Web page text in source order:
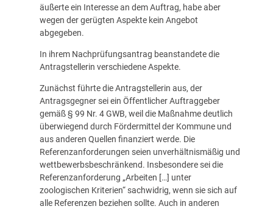
äußerte ein Interesse an dem Auftrag, habe aber
wegen der gerügten Aspekte kein Angebot
abgegeben.
In ihrem Nachprüfungsantrag beanstandete die
Antragstellerin verschiedene Aspekte.
Zunächst führte die Antragstellerin aus, der
Antragsgegner sei ein Öffentlicher Auftraggeber
gemäß § 99 Nr. 4 GWB, weil die Maßnahme deutlich
überwiegend durch Fördermittel der Kommune und
aus anderen Quellen finanziert werde. Die
Referenzanforderungen seien unverhältnismäßig und
wettbewerbsbeschränkend. Insbesondere sei die
Referenzanforderung „Arbeiten […] unter
zoologischen Kriterien“ sachwidrig, wenn sie sich auf
alle Referenzen beziehen sollte. Auch in anderen